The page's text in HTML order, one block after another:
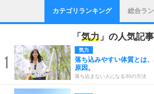
カテゴリランキング 総合ラ
「 気力 」の人気記事
1
気力
落ち込みやすい体質とは
原因。
落ち込まない人になる30の方法